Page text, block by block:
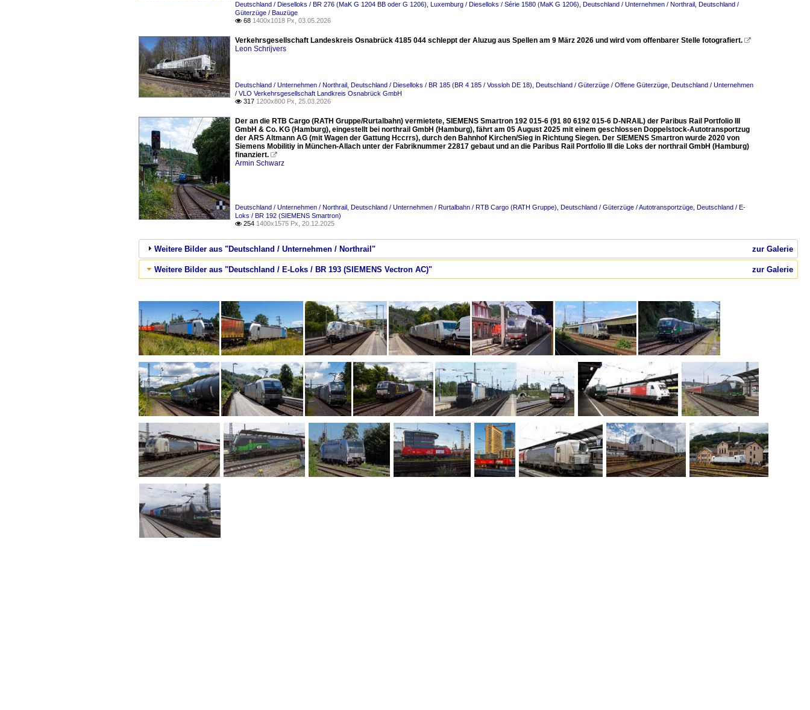
Deutschland / Dieselloks / BR 276 (MaK G 1204 BB oder G 1206) Luxemburg / Dieselloks / Série 1580 (MaK G 1206) Deutschland / Unternehmen / Northrail Deutschland /
Güterzüge / Bauzüge
 68 1400x1018 Px, 03.05.2026
Verkehrsgesellschaft Landeskreis Osnabrück 4185 044 schleppt der Aluzug aus Spellen am 9 März 2026 und wird vom offenbarer Stelle fotografiert. 
Leon Schrijvers
Deutschland / Unternehmen / Northrail Deutschland / Dieselloks / BR 185 (BR 4 185 / Vossloh DE 18) Deutschland / Güterzüge / Offene Güterzüge Deutschland / Unternehmen
/ VLO Verkehrsgesellschaft Landkreis Osnabrück GmbH
 317 1200x800 Px, 25.03.2026
Der an die RTB Cargo (RATH Gruppe/Rurtalbahn) vermietete, SIEMENS Smartron 192 015-6 (91 80 6192 015-6 D-NRAIL) der Paribus Rail Portfolio III
GmbH & Co. KG (Hamburg), eingestellt bei northrail GmbH (Hamburg), fährt am 05 August 2025 mit einem geschlossen Doppelstock-Autotransportzug
der ARS Altmann AG (mit Wagen der Gattung Hccrrs), durch den Bahnhof Kirchen/Sieg in Richtung Siegen. Der SIEMENS Smartron wurde 2020 von
Siemens Mobilitiy in München-Allach unter der Fabriknummer 22817 gebaut und an die Paribus Rail Portfolio III die Loks der northrail GmbH (Hamburg)
finanziert. 
Armin Schwarz
Deutschland / Unternehmen / Northrail Deutschland / Unternehmen / Rurtalbahn / RTB Cargo (RATH Gruppe) Deutschland / Güterzüge / Autotransportzüge Deutschland / E-
Loks / BR 192 (SIEMENS Smartron)
 254 1400x1575 Px, 20.12.2025
zur Galerie
Weitere Bilder aus "Deutschland / Unternehmen / Northrail"
zur Galerie
Weitere Bilder aus "Deutschland / E-Loks / BR 193 (SIEMENS Vectron AC)"